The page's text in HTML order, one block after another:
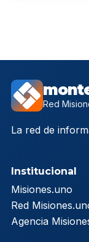
Red
La red de
Institucional
Misiones.uno
Red
Agencia